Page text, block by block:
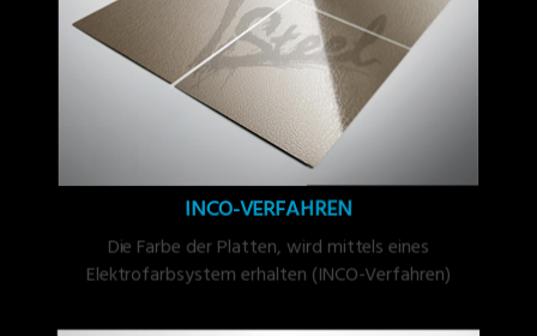
INCO-VERFAHREN
Die Farbe der Platten, wird mittels eines
Elektrofarbsystem erhalten (INCO-Verfahren)